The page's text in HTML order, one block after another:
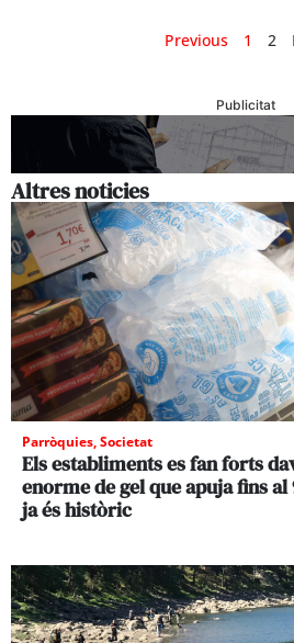
Previous 1 2
Publicitat
Altres noticies
Parròquies,Societat
Els establiments es fan forts
enorme de gel que apuja fins
ja és històric